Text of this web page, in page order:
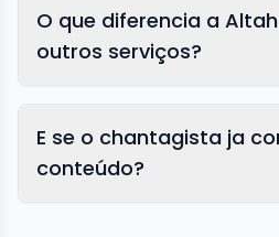
O que diferencia a
outros serviços?
E se o chantagista ja
conteúdo?